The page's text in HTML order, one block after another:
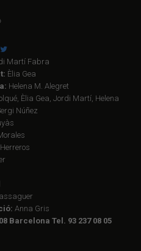
Martí Fabra
Èlia Gea
Helena M. Alegret
Èlia Gea, Jordi Martí, Helena
Núñez
Anna Gris
Barcelona Tel. 93 237 08 05